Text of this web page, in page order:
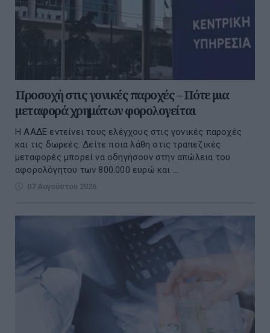
Προσοχή στις γονικές παροχές – Πότε μια
μεταφορά χρημάτων φορολογείται
Η ΑΑΔΕ εντείνει τους ελέγχους στις γονικές παροχές
και τις δωρεές. Δείτε ποια λάθη στις τραπεζικές
μεταφορές μπορεί να οδηγήσουν στην απώλεια του
αφορολόγητου των 800.000 ευρώ και ...
07 Αυγούστου 2026